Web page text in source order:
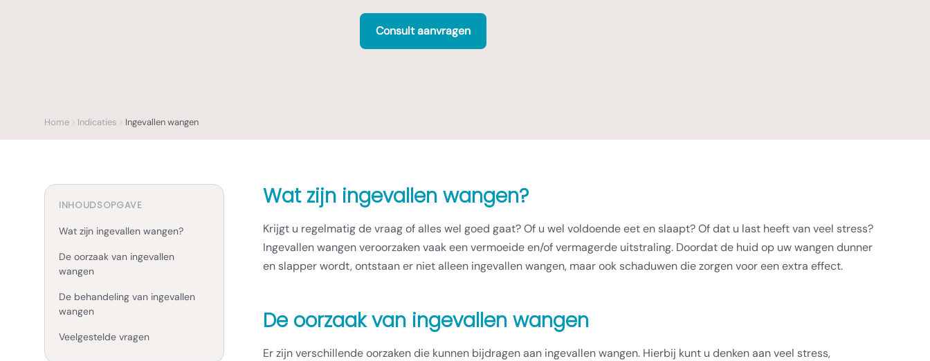
Consult aanvragen
Home Indicaties Ingevallen wangen
INHOUDSOPGAVE
Wat zijn ingevallen wangen?
De oorzaak van ingevallen
wangen
De behandeling van ingevallen
wangen
Veelgestelde vragen
Wat zijn ingevallen wangen?
Krijgt u regelmatig de vraag of alles wel goed gaat? Of u wel voldoende eet en slaapt? Of dat u last heeft van veel stress?
Ingevallen wangen veroorzaken vaak een vermoeide en/of vermagerde uitstraling. Doordat de huid op uw wangen dunner
en slapper wordt, ontstaan er niet alleen ingevallen wangen, maar ook schaduwen die zorgen voor een extra effect.
De oorzaak van ingevallen wangen
Er zijn verschillende oorzaken die kunnen bijdragen aan ingevallen wangen. Hierbij kunt u denken aan veel stress,